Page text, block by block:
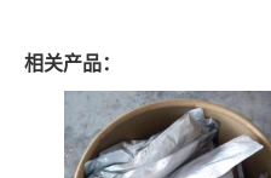
相关产品：